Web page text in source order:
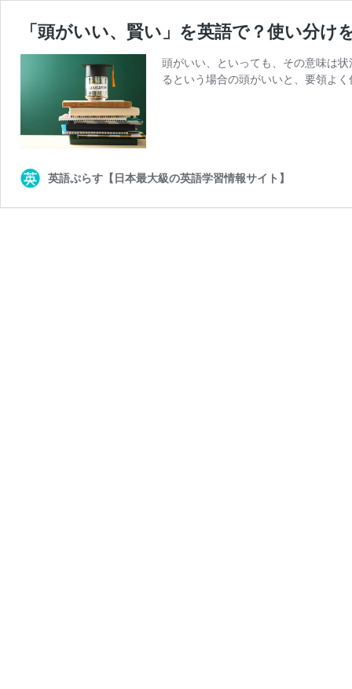
「頭がいい、賢い」を英語で？使い分け
頭がいい、といっても、その意味は
るという場合の頭がいいと、要領よ
英語ぷらす【日本最大級の英語学習情報サイト】